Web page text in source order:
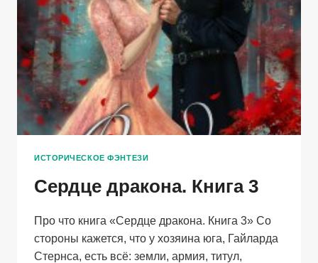
ИСТОРИЧЕСКОЕ ФЭНТЕЗИ
Сердце дракона. Книга 3
Про что книга «Сердце дракона. Книга 3» Со
стороны кажется, что у хозяина юга, Гайларда
Стернса, есть всё: земли, армия, титул,